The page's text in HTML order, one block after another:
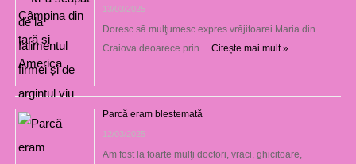
13/03/2025
Doresc să mulţumesc expres vrăjitoarei Maria din
Craiova deoarece prin … Citește mai mult »
Parcă eram blestemată
12/03/2025
Am fost la foarte mulţi doctori, vraci, ghicitoare,